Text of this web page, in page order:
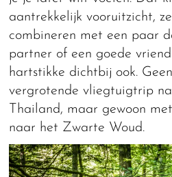
aantrekkelijk vooruitzicht,
combineren met een paar
partner of een goede
hartstikke dichtbij ook.
vergrotende vliegtuigtrip
Thailand, maar gewoon
naar het Zwarte Woud.